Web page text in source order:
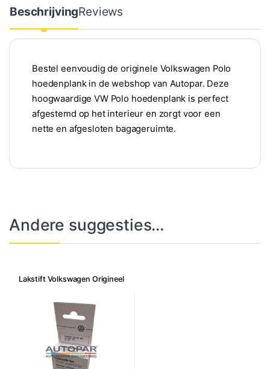
BeschrijvingReviews
Bestel eenvoudig de originele Volkswagen Polo
hoedenplank in de webshop van Autopar. Deze
hoogwaardige VW Polo hoedenplank is perfect
afgestemd op het interieur en zorgt voor een
nette en afgesloten bagageruimte.
Andere suggesties…
Lakstift Volkswagen Origineel